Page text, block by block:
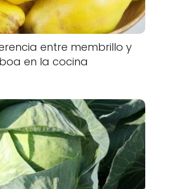
entre membrillo y
en la cocina